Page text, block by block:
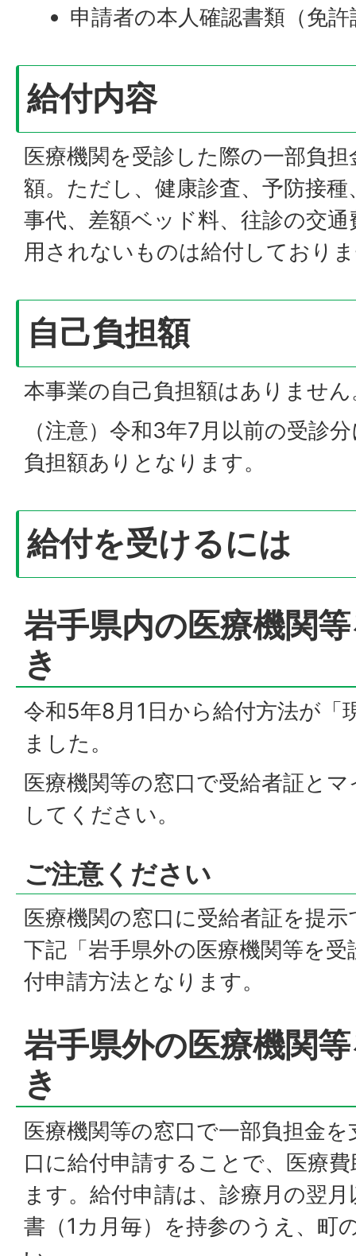
申請者の本人確認書類（免
給付内容
医療機関を受診した際の一部負
額。ただし、健康診査、予防接
事代、差額ベッド料、往診の交
用されないものは給付しており
自己負担額
本事業の自己負担額はありません
（注意）令和3年7月以前の受診
負担額ありとなります。
給付を受けるには
岩手県内の医療機関
き
令和5年8月1日から給付方法が「
ました。
医療機関等の窓口で受給者証と
してください。
ご注意ください
医療機関の窓口に受給者証を提
下記「岩手県外の医療機関等を
付申請方法となります。
岩手県外の医療機関
き
医療機関等の窓口で一部負担金
口に給付申請することで、医療
ます。給付申請は、診療月の翌
書（1カ月毎）を持参のうえ、町